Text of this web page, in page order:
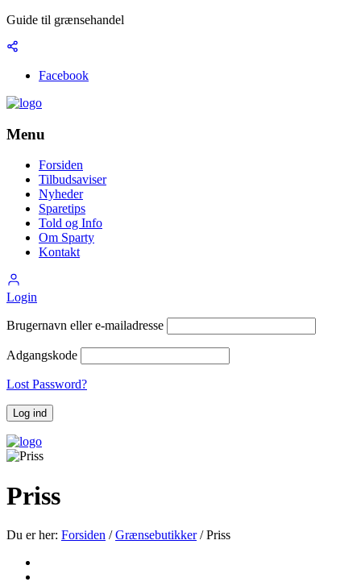
Guide til grænsehandel
Facebook
Menu
Forsiden
Tilbudsaviser
Nyheder
Sparetips
Told og Info
Om Sparty
Kontakt
Login
Brugernavn eller e-mailadresse
Adgangskode
Lost Password?
Priss
Du er her: Forsiden / Grænsebutikker / Priss